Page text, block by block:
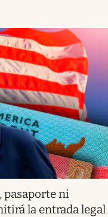
pasaporte ni
la entrada legal